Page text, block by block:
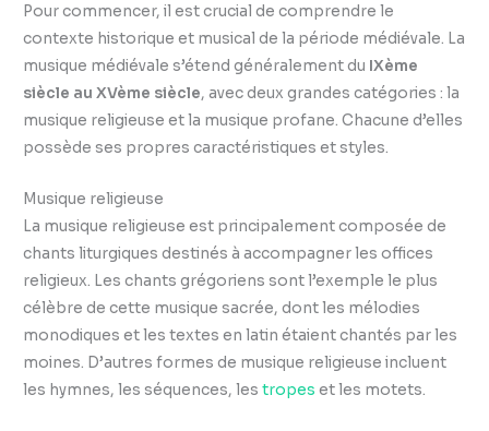
Pour commencer, il est crucial de comprendre le
contexte historique et musical de la période médiévale. La
musique médiévale s’étend généralement du IXème
siècle au XVème siècle, avec deux grandes catégories : la
musique religieuse et la musique profane. Chacune d’elles
possède ses propres caractéristiques et styles.
Musique religieuse
La musique religieuse est principalement composée de
chants liturgiques destinés à accompagner les offices
religieux. Les chants grégoriens sont l’exemple le plus
célèbre de cette musique sacrée, dont les mélodies
monodiques et les textes en latin étaient chantés par les
moines. D’autres formes de musique religieuse incluent
les hymnes, les séquences, lestropes et les motets.